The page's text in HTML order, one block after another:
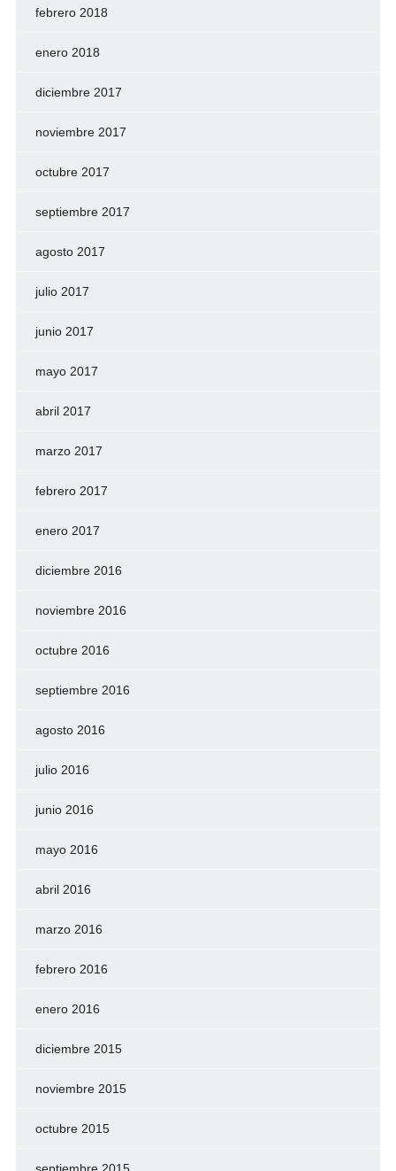
febrero 2018
enero 2018
diciembre 2017
noviembre 2017
octubre 2017
septiembre 2017
agosto 2017
julio 2017
junio 2017
mayo 2017
abril 2017
marzo 2017
febrero 2017
enero 2017
diciembre 2016
noviembre 2016
octubre 2016
septiembre 2016
agosto 2016
julio 2016
junio 2016
mayo 2016
abril 2016
marzo 2016
febrero 2016
enero 2016
diciembre 2015
noviembre 2015
octubre 2015